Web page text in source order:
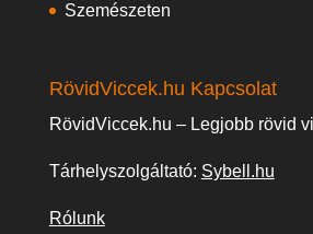
Szemészeten
RövidViccek.hu Kapcsolat
RövidViccek.hu – Legjobb rövid
Tárhelyszolgáltató: Sybell.hu
Rólunk